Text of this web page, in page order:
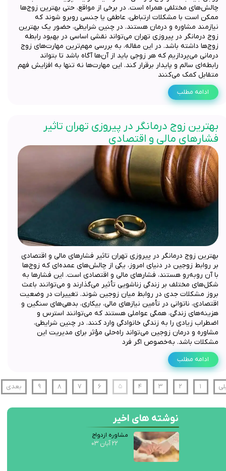
چالش‌های مختلفی همراه است. در برخی از مواقع، حتی بهترین زوج‌ها
ممکن است با مشکلات ارتباطی، عاطفی یا جنسی روبرو شوند که
نیازمند مشاوره و درمان هستند. در چنین شرایطی، حضور یک بهترین
زوج درمانگر در پیروزی تهران می‌تواند نقشی اساسی در بهبود رابطه
زوج‌ها داشته باشد. در این مقاله، به بررسی مهم‌ترین مهارت‌های زوج
درمانی می‌پردازیم که هر زوجی باید از آن‌ها آگاه باشد تا بتواند
رابطه‌ای سالم و پایدار برقرار کند. این مهارت‌ها نه تنها به افزایش فهم
متقابل کمک می‌کنند
ادامه مطلب
بهترین زوج درمانگر در پیروزی تهران تاثیر
فشارهای مالی و اقتصادی
بهترین زوج درمانگر در پیروزی تهران تاثیر فشارهای مالی و اقتصادی
بر روابط زوجین در دنیای امروز، یکی از چالش‌های عمده‌ای که زوج‌ها
با آن روبه‌رو هستند، فشارهای مالی و اقتصادی است. این فشارها به
شکل‌های مختلف بر زندگی زناشویی تأثیر می‌گذارند و می‌توانند باعث
بروز مشکلات جدی در روابط میان زوجین شوند. تغییرات در وضعیت
اقتصادی، ناتوانی در تأمین نیازهای مالی، بیکاری، بدهی‌های سنگین و
هزینه‌های زندگی، همگی عواملی هستند که می‌توانند استرس و
اضطراب زیادی را به زندگی خانوادگی وارد کنند. در چنین شرایطی،
مشاوره و درمان زوجین می‌تواند راه‌حلی مؤثر برای مدیریت این
مشکلات باشد. به‌خصوص اگر فرد
ادامه مطلب
۱ ۲ ۳ ۴ ۵ ۶ ۷ ۸ ۹ بعدی
نوشته های اخیر
مشاوره ازدواج
۲۲ آبان ۰۳